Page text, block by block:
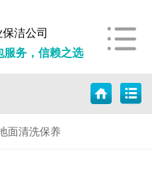
洁公司
服务，信赖之选
面清洗保养